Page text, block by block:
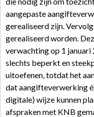
aangepaste
gerealiseerd zijn.
gerealiseerd worden.
verwachting op 1 januari
slechts beperkt en
uitoefenen, totdat het
dat aangifteverwerking
digitale) wijze kunnen
afspraken met KNB